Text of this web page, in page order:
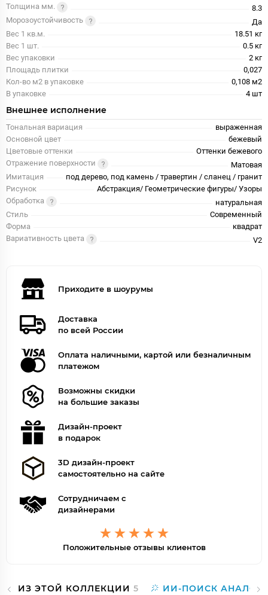
Толщина мм.
8.3
Морозоустойчивость
Да
Вес 1 кв.м.
18.51 кг
Вес 1 шт.
0.5 кг
Вес упаковки
2 кг
Площадь плитки
0,027
Кол-во м2 в упаковке
0,108 м2
В упаковке
4 шт
Внешнее исполнение
Тональная вариация
выраженная
Основной цвет
бежевый
Цветовые оттенки
Оттенки бежевого
Отражение поверхности
Матовая
Имитация
под дерево, под камень / травертин / сланец / гранит
Рисунок
Абстракция/ Геометрические фигуры/ Узоры
Обработка
натуральная
Стиль
Современный
Форма
квадрат
Вариативность цвета
V2
Приходите в шоурумы
Доставка
по всей России
Оплата наличными, картой или безналичным
платежом
Возможны скидки
на большие заказы
Дизайн-проект
в подарок
3D дизайн-проект
самостоятельно на сайте
Сотрудничаем с
дизайнерами
Положительные отзывы клиентов
ИЗ ЭТОЙ КОЛЛЕКЦИИ 5 ИИ-ПОИСК